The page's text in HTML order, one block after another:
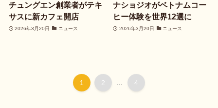
チュングエン創業者がテキ
サスに新カフェ開店
2026年3月20日 ニュース
ナショジオがベトナムコー
ヒー体験を世界12選に
2026年3月20日 ニュース
1 2 4